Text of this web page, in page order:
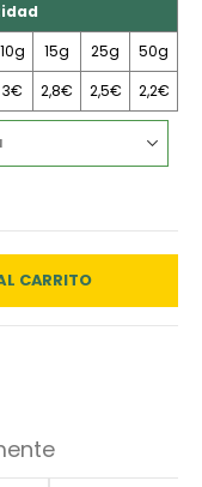
10g 15g 25g
50g
3€ 2,8€ 2,5€ 2,2€
CARRITO